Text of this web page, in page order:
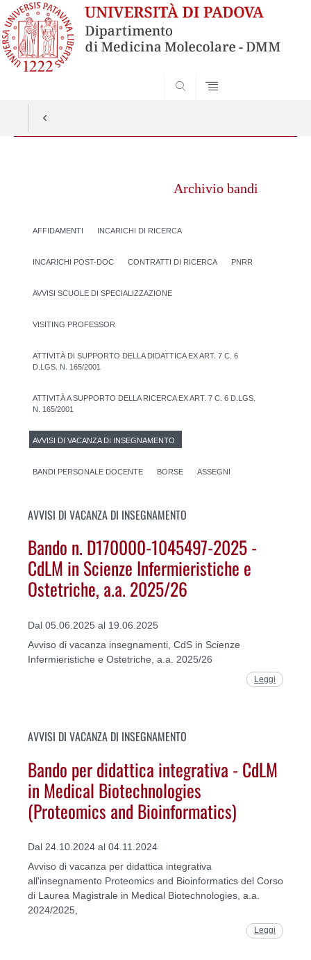
Archivio bandi
AFFIDAMENTI INCARICHI DI RICERCA
INCARICHI POST-DOC CONTRATTI DI RICERCA PNRR
AVVISI SCUOLE DI SPECIALIZZAZIONE
VISITING PROFESSOR
ATTIVITÀ DI SUPPORTO DELLA DIDATTICA EX ART. 7 C. 6
D.LGS. N. 165/2001
ATTIVITÀ A SUPPORTO DELLA RICERCA EX ART. 7 C. 6 D.LGS.
N. 165/2001
AVVISI DI VACANZA DI INSEGNAMENTO
BANDI PERSONALE DOCENTE BORSE ASSEGNI
AVVISI DI VACANZA DI INSEGNAMENTO
Bando n. D170000-1045497-2025 -
CdLM in Scienze Infermieristiche e
Ostetriche, a.a. 2025/26
Dal 05.06.2025 al 19.06.2025
Avviso di vacanza insegnamenti, CdS in Scienze
Infermieristiche e Ostetriche, a.a. 2025/26
Leggi
AVVISI DI VACANZA DI INSEGNAMENTO
Bando per didattica integrativa - CdLM
in Medical Biotechnologies
(Proteomics and Bioinformatics)
Dal 24.10.2024 al 04.11.2024
Avviso di vacanza per didattica integrativa
all'insegnamento Proteomics and Bioinformatics del Corso
di Laurea Magistrale in Medical Biotechnologies, a.a.
2024/2025,
Leggi